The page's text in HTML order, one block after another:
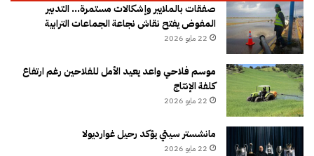
صفقات بالملايير وإشكالات مستمرة… التدبير
المفوض يفتح نقاش نجاعة الجماعات الترابية
22 مايو 2026
موسم فلاحي واعد يعيد الأمل للفلاحين رغم ارتفاع
كلفة الإنتاج
22 مايو 2026
مانشستر سيتي يؤكد رحيل غوارديولا
22 مايو 2026